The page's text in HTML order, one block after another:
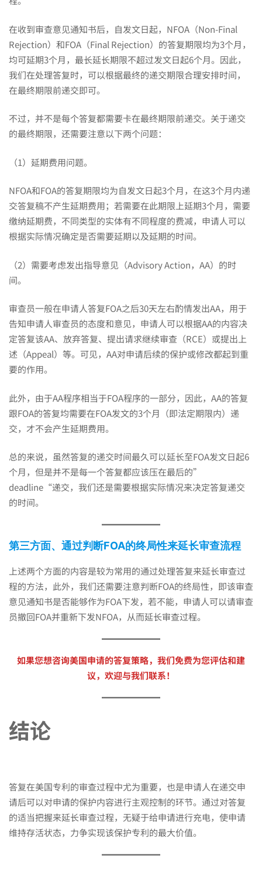
在收到审查意见通知书后，自发文日起，NFOA（Non-Final
Rejection）和FOA（Final Rejection）的答复期限均为3个月，
均可延期3个月，最长延长期限不超过发文日起6个月。因此，
我们在处理答复时，可以根据最终的递交期限合理安排时间，
在最终期限前递交即可。
不过，并不是每个答复都需要卡在最终期限前递交。关于递交
的最终期限，还需要注意以下两个问题：
（1）延期费用问题。
NFOA和FOA的答复期限均为自发文日起3个月，在这3个月内递
交答复稿不产生延期费用；若需要在此期限上延期3个月，需要
缴纳延期费，不同类型的实体有不同程度的费减，申请人可以
根据实际情况确定是否需要延期以及延期的时间。
（2）需要考虑发出指导意见（Advisory Action，AA）的时
间。
审查员一般在申请人答复FOA之后30天左右酌情发出AA，用于
告知申请人审查员的态度和意见，申请人可以根据AA的内容决
定答复该AA、放弃答复、提出请求继续审查（RCE）或提出上
述（Appeal）等。可见，AA对申请后续的保护或修改都起到重
要的作用。
此外，由于AA程序相当于FOA程序的一部分，因此，AA的答复
跟FOA的答复均需要在FOA发文的3个月（即法定期限内）递
交，才不会产生延期费用。
总的来说，虽然答复的递交时间最久可以延长至FOA发文日起6
个月，但是并不是每一个答复都应该压在最后的”
deadline“递交，我们还是需要根据实际情况来决定答复递交
的时间。
第三方面、通过判断FOA的终局性来延长审查流程
上述两个方面的内容是较为常用的通过处理答复来延长审查过
程的方法，此外，我们还需要注意判断FOA的终局性，即该审查
意见通知书是否能够作为FOA下发，若不能，申请人可以请审查
员撤回FOA并重新下发NFOA，从而延长审查过程。
如果您想咨询美国申请的答复策略，我们免费为您评估和建
议，欢迎与我们联系！
结论
答复在美国专利的审查过程中尤为重要，也是申请人在递交申
请后可以对申请的保护内容进行主观控制的环节。通过对答复
的适当把握来延长审查过程，无疑于给申请进行充电，使申请
维持存活状态，力争实现该保护专利的最大价值。